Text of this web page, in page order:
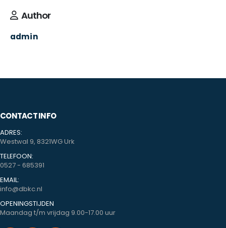
Author
admin
CONTACT INFO
ADRES:
Westwal 9, 8321WG Urk
TELEFOON:
0527 - 685391
EMAIL:
info@dbkc.nl
OPENINGSTIJDEN
Maandag t/m vrijdag 9.00-17.00 uur